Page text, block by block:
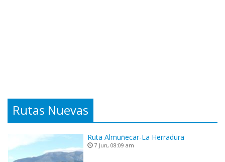
Rutas Nuevas
Ruta Almuñecar-La Herradura
7 Jun, 08:09 am